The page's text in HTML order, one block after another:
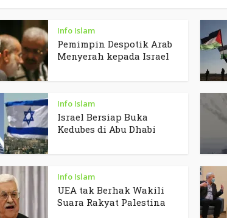
Info Islam
Pemimpin Despotik Arab
Menyerah kepada Israel
Info Islam
Israel Bersiap Buka
Kedubes di Abu Dhabi
Info Islam
UEA tak Berhak Wakili
Suara Rakyat Palestina